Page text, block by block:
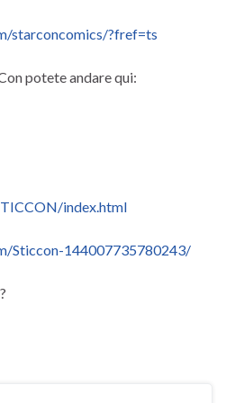
starconcomics/?fref=ts
potete andare qui:
index.html
Sticcon-144007735780243/
?